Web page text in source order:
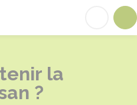
Hilaire-en-Lignières
la
?